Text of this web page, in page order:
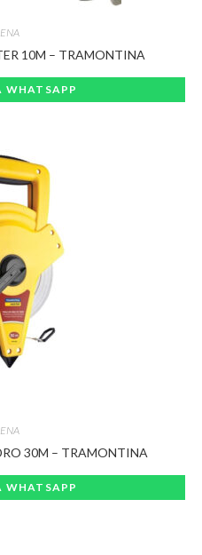
10M – TRAMONTINA
WHATSAPP
30M – TRAMONTINA
WHATSAPP